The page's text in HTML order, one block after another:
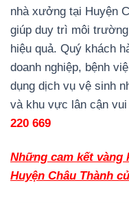
nhà xưởng tại Huyện
giúp duy trì môi
hiệu quả. Quý khách
doanh nghiệp, bệnh
dụng dịch vụ vệ sinh
và khu vực lân cận
220 669
Những cam kết
Huyện Châu Thành